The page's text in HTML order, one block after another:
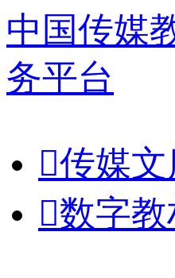
中国传媒
务平台
传媒文
数字教